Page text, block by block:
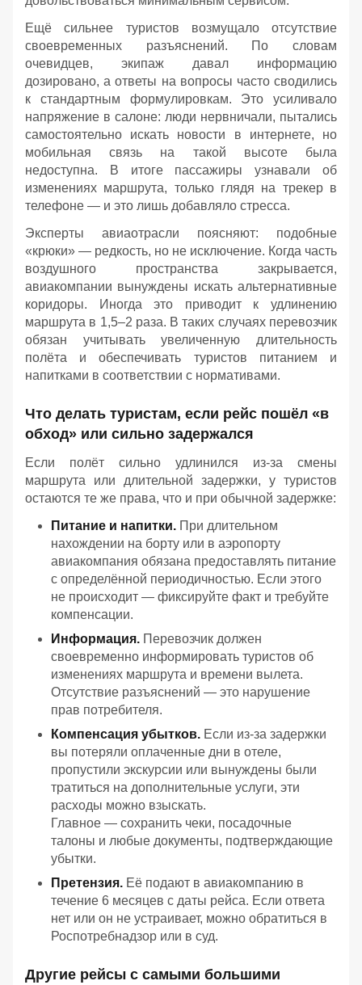
Ещё сильнее туристов возмущало отсутствие
своевременных разъяснений. По словам
очевидцев, экипаж давал информацию
дозировано, а ответы на вопросы часто сводились
к стандартным формулировкам. Это усиливало
напряжение в салоне: люди нервничали, пытались
самостоятельно искать новости в интернете, но
мобильная связь на такой высоте была
недоступна. В итоге пассажиры узнавали об
изменениях маршрута, только глядя на трекер в
телефоне — и это лишь добавляло стресса.
Эксперты авиаотрасли поясняют: подобные
«крюки» — редкость, но не исключение. Когда часть
воздушного пространства закрывается,
авиакомпании вынуждены искать альтернативные
коридоры. Иногда это приводит к удлинению
маршрута в 1,5–2 раза. В таких случаях перевозчик
обязан учитывать увеличенную длительность
полёта и обеспечивать туристов питанием и
напитками в соответствии с нормативами.
Что делать туристам, если рейс пошёл «в
обход» или сильно задержался
Если полёт сильно удлинился из‑за смены
маршрута или длительной задержки, у туристов
остаются те же права, что и при обычной задержке:
Питание и напитки. При длительном
нахождении на борту или в аэропорту
авиакомпания обязана предоставлять питание
с определённой периодичностью. Если этого
не происходит — фиксируйте факт и требуйте
компенсации.
Информация. Перевозчик должен
своевременно информировать туристов об
изменениях маршрута и времени вылета.
Отсутствие разъяснений — это нарушение
прав потребителя.
Компенсация убытков. Если из‑за задержки
вы потеряли оплаченные дни в отеле,
пропустили экскурсии или вынуждены были
тратиться на дополнительные услуги, эти
расходы можно взыскать.
Главное — сохранить чеки, посадочные
талоны и любые документы, подтверждающие
убытки.
Претензия. Её подают в авиакомпанию в
течение 6 месяцев с даты рейса. Если ответа
нет или он не устраивает, можно обратиться в
Роспотребнадзор или в суд.
Другие рейсы с самыми большими